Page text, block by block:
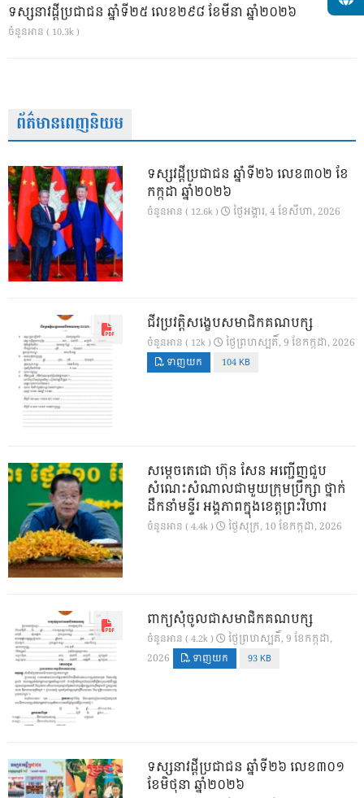
ទស្សនាវដ្ដីប្រជាជន ឆ្នាំទី២៥ លេខ២៩៨ ខែមីនា ឆ្នាំ២០២៦
ចំនួនអាន ( 10.3k )
ព័ត៌មានពេញនិយម
ទស្សវដ្តីប្រជាជន ឆ្នាំទី២៦ លេខ៣០២ ខែ
កក្កដា ឆ្នាំ២០២៦
ចំនួនអាន ( 12.6k ) ថ្ងៃ​អង្គារ, 4 ខែ​សីហា, 2026
ជីវប្រវត្តិសង្ខេបសមាជិកគណបក្ស
ចំនួនអាន ( 12k ) ថ្ងៃ​ព្រហស្បតិ៍, 9 ខែ​កក្កដា, 2026
ទាញយក 104 KB
សម្តេចតេជោ ហ៊ុន សែន អញ្ជើញជួប
សំណេះសំណាលជាមួយក្រុមប្រឹក្សា ថ្នាក់
ដឹកនាំមន្ទីរ អង្គភាពក្នុងខេត្តព្រះវិហារ
ចំនួនអាន ( 4.4k ) ថ្ងៃ​សុក្រ, 10 ខែ​កក្កដា, 2026
ពាក្យសុំចូលជាសមាជិកគណបក្ស
ចំនួនអាន ( 4.2k )
ថ្ងៃ​ព្រហស្បតិ៍, 9 ខែ​កក្កដា,
2026
ទាញយក 93 KB
ទស្សនាវដ្ដីប្រជាជន ឆ្នាំទី២៦ លេខ៣០១
ខែមិថុនា ឆ្នាំ២០២៦